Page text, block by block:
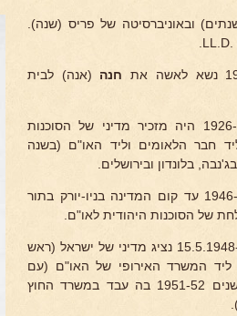
ובאוניברסיטה של פריס (שנה).
חנה (אנה) לבית
בשנות 1926-48 היה מזכיר מדיני של הסוכנות
חבר הלאומים וליד האו"ם (בשנה
בלונדון ובירושלים.
בשנים 1946-48 עד קום המדינה בניו-יורק בתור
של הסוכנות היהודית לאו"ם.
בשנות 15.5.1948-62 נציג מדיני של ישראל (ראש
המשרד האירופי של האו"ם (עם
הפסקה בשנים 1951-52 בה עבד במשרד החוץ